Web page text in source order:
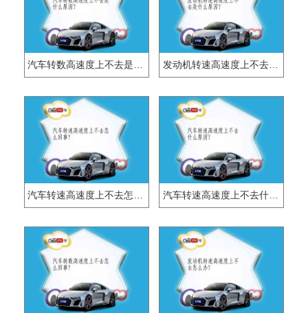
发动机转速高速度上不去是什么原因？
汽车转速高速度上不去什么原因?